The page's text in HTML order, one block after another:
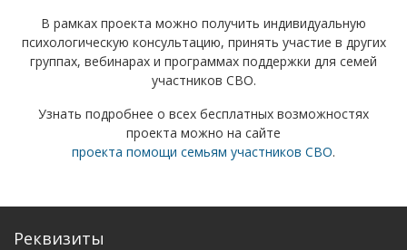
В рамках проекта можно получить индивидуальную
психологическую консультацию, принять участие в других
группах, вебинарах и программах поддержки для семей
участников СВО.
Узнать подробнее о всех бесплатных возможностях
проекта можно на сайте
проекта помощи семьям участников СВО.
Реквизиты